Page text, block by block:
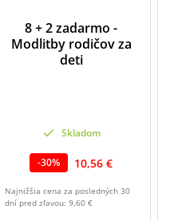
8 + 2 zadarmo -
Modlitby rodičov za
deti
Skladom
-30% 10,56 €
Najnižšia cena za posledných 30
dní pred zľavou: 9,60 €